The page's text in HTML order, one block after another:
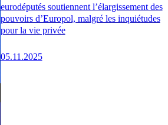
eurodéputés soutiennent l’élargissement des
pouvoirs d’Europol, malgré les inquiétudes
pour la vie privée
05.11.2025